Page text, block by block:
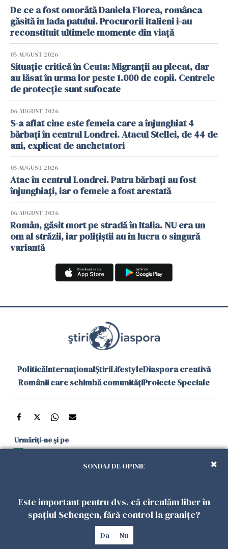
De ce a fost omorâtă Daniela Florea, românca
găsită în lada patului. Procurorii italieni i-au
reconstituit ultimele momente din viață
05 AUGUST 2026
Situație critică în Ceuta: Migranții au plecat, dar
au lăsat în urma lor peste 1.000 de copii. Centrele
de protecție sunt sufocate
06 AUGUST 2026
S-a aflat cine este femeia care a înjunghiat 4
bărbați în centrul Londrei. Atacul Stellei, de 44 de
ani, explicat de anchetatori
05 AUGUST 2026
Atac în centrul Londrei. Patru bărbați au fost
înjunghiați, iar o femeie a fost arestată
06 AUGUST 2026
Român, găsit mort pe stradă în Italia. NU era un
om al străzii, iar polițiștii au în lucru o singură
variantă
PoliticăInternaționalȘtiriLifestyleDiaspora creativă
Românii care schimbă comunitățiProiecte Speciale
Urmăriți-ne și pe
și în aplicațiile mobile
Politica de
confidențialitate
Politica
Cookies
Gestionați
Contact
Declarație de
accesibilitate
Copyright 2026. Toate drepturile rezervate.
SONDAJ DE OPINIE
Este important pentru dvs. că circulăm liber în
spațiul Schengen, fără control la granițe?
Da Nu